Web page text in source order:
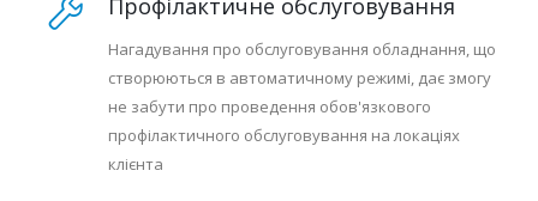
Нагадування про обслуговування обладнання, що
створюються в автоматичному режимі, дає змогу
не забути про проведення обов'язкового
профілактичного обслуговування на локаціях
клієнта